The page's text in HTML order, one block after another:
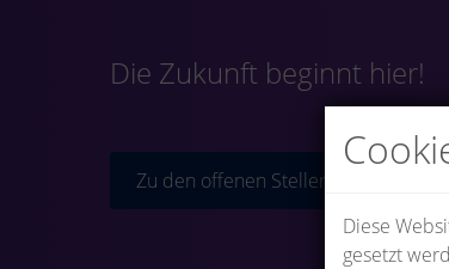
Die Zukunft beginnt hier!
Zu den offenen Stellen
Diese
gesetzt